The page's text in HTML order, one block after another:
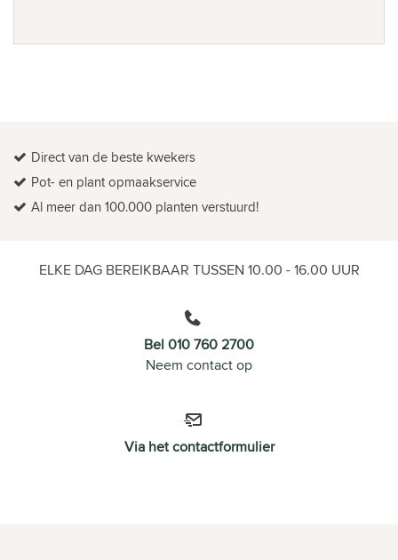
Direct van de beste kwekers
Pot- en plant opmaakservice
Al meer dan 100.000 planten verstuurd!
ELKE DAG BEREIKBAAR TUSSEN 10.00 - 16.00 UUR
Bel 010 760 2700
Neem contact op
Via het contactformulier